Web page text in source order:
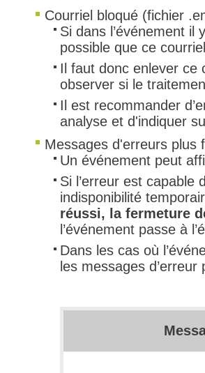
Courriel bloqué (fichier
Si dans l’événement il
possible que ce
Il faut donc enlever ce
observer si le
Il est recommander
analyse et d'indiquer
Messages d'erreurs plus
Un événement peut
Si l’erreur est
indisponibilité
réussi, la fermeture
l’événement passe à
Dans les cas où
les messages